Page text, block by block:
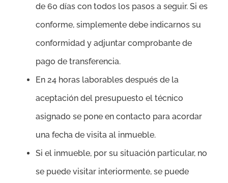
de 60 días con todos los pasos a seguir. Si es
conforme, simplemente debe indicarnos su
conformidad y adjuntar comprobante de
pago de transferencia.
En 24 horas laborables después de la
aceptación del presupuesto el técnico
asignado se pone en contacto para acordar
una fecha de visita al inmueble.
Si el inmueble, por su situación particular, no
se puede visitar interiormente, se puede